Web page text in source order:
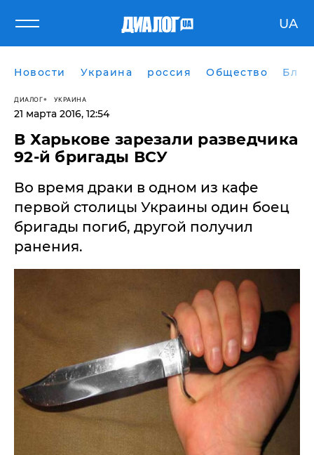
UA
Новости Украина россия Общество
ДИАЛОГ УКРАИНА
21 марта 2016, 12:54
В Харькове зарезали разведчика
92-й бригады ВСУ
​Во время драки в одном из кафе
первой столицы Украины один боец
бригады погиб, другой получил
ранения.